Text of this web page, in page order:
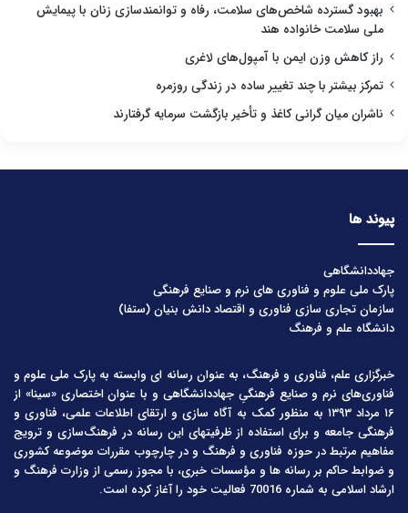
بهبود گسترده شاخص‌های سلامت، رفاه و توانمندسازی زنان با پیمایش
ملی سلامت خانواده هند
راز کاهش وزن ایمن با آمپول‌های لاغری
تمرکز بیشتر با چند تغییر ساده در زندگی روزمره
ناشران میان گرانی کاغذ و تأخیر بازگشت سرمایه گرفتارند
پیوند ها
جهاددانشگاهی
پارک ملی علوم و فناوری های نرم و صنایع فرهنگی
سازمان تجاری سازی فناوری و اقتصاد دانش بنیان (ستفا)
دانشگاه علم و فرهنگ
خبرگزاری علم، فناوری و فرهنگ، به عنوان رسانه ای وابسته به پارک ملی علوم و
فناوری‌های نرم و صنایع فرهنگیِ جهاددانشگاهی و با عنوان اختصاری «سینا» از
۱۶ مرداد ۱۳۹۳ به منظور کمک به آگاه سازی و ارتقای اطلاعات علمی، فناوری و
فرهنگی جامعه و برای استفاده از ظرفیتهای این رسانه در فرهنگ‌سازی و ترویج
مفاهیم مرتبط در حوزه فناوری و فرهنگ و در چارچوب مقررات موضوعه کشوری
و ضوابط حاکم بر رسانه ها و مؤسسات خبری، با مجوز رسمی از وزارت فرهنگ و
ارشاد اسلامی به شماره 70016 فعالیت خود را آغاز کرده است.